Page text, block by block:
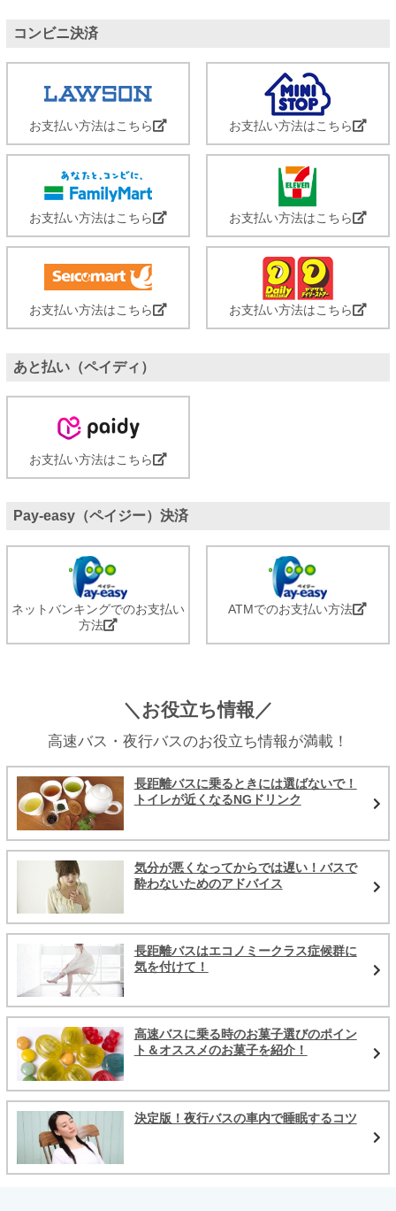
コンビニ決済
お支払い方法はこちら お支払い方法はこちら
お支払い方法はこちら お支払い方法はこちら
お支払い方法はこちら お支払い方法はこちら
あと払い（ペイディ）
お支払い方法はこちら
Pay-easy（ペイジー）決済
ネットバンキングでのお支払い
方法
ATMでのお支払い方法
＼お役立ち情報／
高速バス・夜行バスのお役立ち情報が満載！
長距離バスに乗るときには選ばないで！
トイレが近くなるNGドリンク
気分が悪くなってからでは遅い！バスで
酔わないためのアドバイス
長距離バスはエコノミークラス症候群に
気を付けて！
高速バスに乗る時のお菓子選びのポイン
ト＆オススメのお菓子を紹介！
決定版！夜行バスの車内で睡眠するコツ